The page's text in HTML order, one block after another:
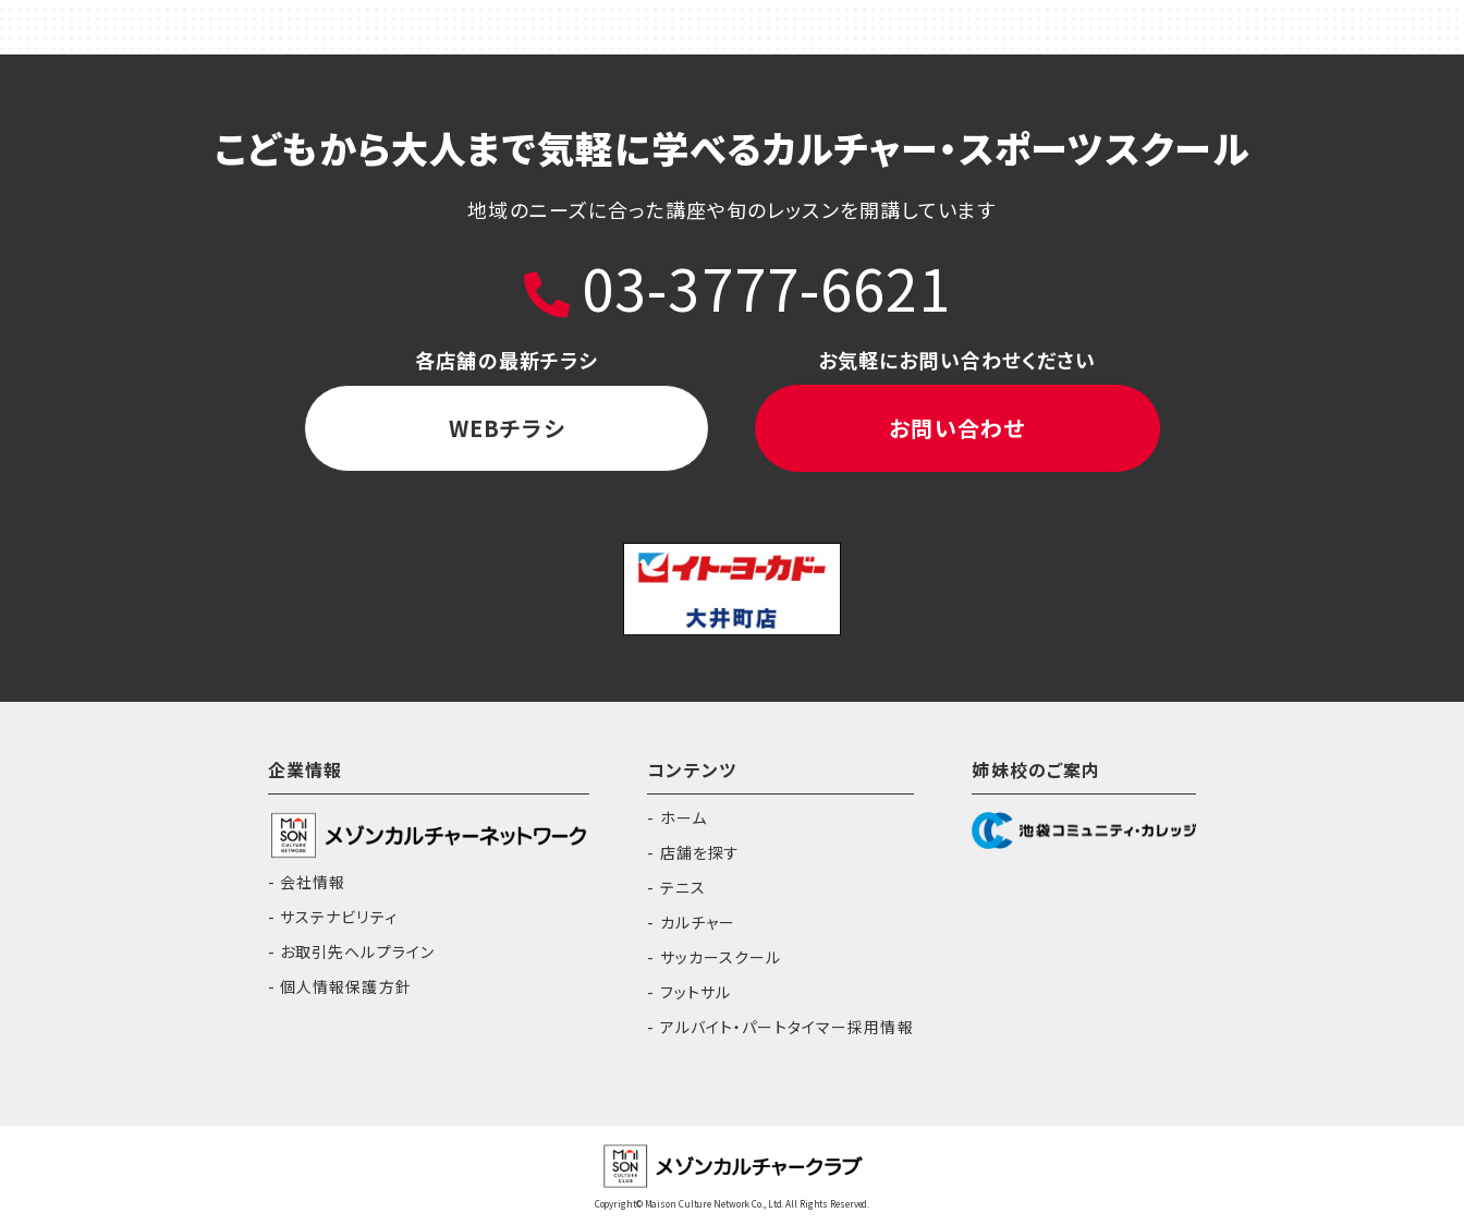
こどもから大人まで気軽に学べるカルチャー・スポーツスクール
地域のニーズに合った講座や旬のレッスンを開講しています
03-3777-6621
各店舗の最新チラシ
WEBチラシ
お気軽にお問い合わせください
お問い合わせ
企業情報
会社情報
サステナビリティ
お取引先ヘルプライン
個人情報保護方針
コンテンツ
ホーム
店舗を探す
テニス
カルチャー
サッカースクール
フットサル
アルバイト・パートタイマー採用情報
姉妹校のご案内
Copyright© Maison Culture Network Co., Ltd. All Rights Reserved.